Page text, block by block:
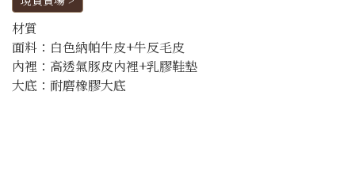
材質
面料：白色納帕牛皮+牛反毛皮
內裡：高透氣豚皮內裡+乳膠鞋墊
大底：耐磨橡膠大底